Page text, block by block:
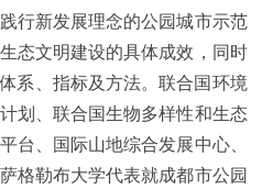
新发展理念的公园城市示范
态文明建设的具体成效，同时
系、指标及方法。联合国环境
划、联合国生物多样性和生态
台、国际山地综合发展中心、
格勒布大学代表就成都市公园